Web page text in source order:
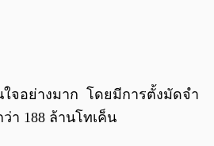
จอย่างมาก โดยมีการตั้งมัดจำ
า 188 ล้านโทเค็น